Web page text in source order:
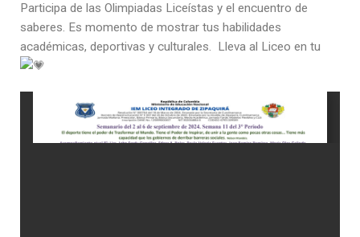
Participa de las Olimpiadas Liceístas y el encuentro de
saberes. Es momento de mostrar tus habilidades
académicas, deportivas y culturales. Lleva al Liceo en tu